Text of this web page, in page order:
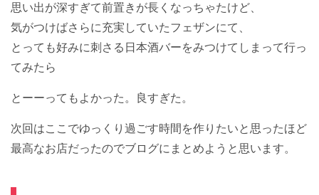
思い出が深すぎて前置きが長くなっちゃたけど、
気がつけばさらに充実していたフェザンにて、
とっても好みに刺さる日本酒バーをみつけてしまって行っ
てみたら
とーーってもよかった。良すぎた。
次回はここでゆっくり過ごす時間を作りたいと思ったほど
最高なお店だったのでブログにまとめようと思います。